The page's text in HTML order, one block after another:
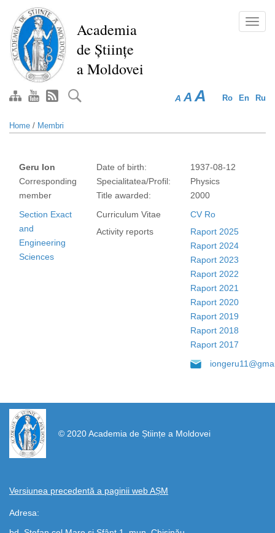
main
content
Academia
de Științe
a Moldovei
Ro En Ru
A A A
Home / Membri
Geru Ion
Corresponding
member
Date of birth:
Specialitatea/Profil:
Title awarded:
1937-08-12
Physics
2000
Section Exact
and
Engineering
Sciences
Curriculum Vitae
Activity reports
CV Ro
Raport 2025
Raport 2024
Raport 2023
Raport 2022
Raport 2021
Raport 2020
Raport 2019
Raport 2018
Raport 2017
© 2020 Academia de Științe a Moldovei
Versiunea precedentă a paginii web AȘM
Adresa:
https://propletenie.ru/